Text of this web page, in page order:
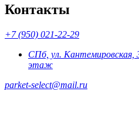
Контакты
+7 (950) 021-22-29
СПб, ул.
этаж
parket-select@mail.ru